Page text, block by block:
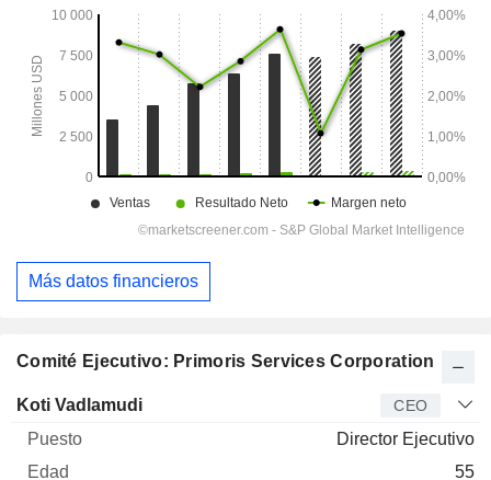
Comité Ejecutivo: Primoris Services Corporation
Director Puesto
Koti Vadlamudi CEO
Director Ejecutivo
55
Más datos financieros